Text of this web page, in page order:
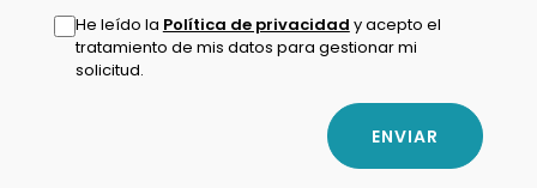
He leído la Política de privacidad y acepto el
tratamiento de mis datos para gestionar mi
solicitud.